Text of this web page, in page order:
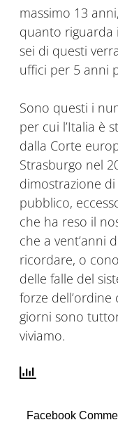
massimo 13
quanto riguarda
sei di questi
uffici per 5 anni
Sono questi i
per cui l’Italia è
dalla Corte
Strasburgo nel
dimostrazione di
pubblico,
che ha reso il
che a vent’anni
ricordare, o
delle falle del
forze
giorni sono
viviamo.
Facebook